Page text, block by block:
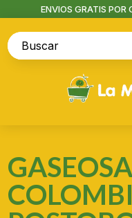
ENVIOS GRATIS
GASEOSA